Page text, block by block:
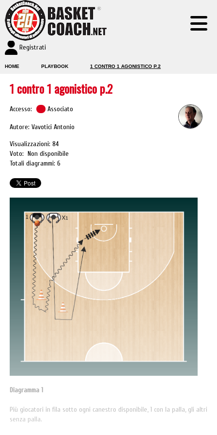
Registrati
HOME PLAYBOOK 1 CONTRO 1 AGONISTICO P.2
1 contro 1 agonistico p.2
Accesso: Associato
Autore: Vavotici Antonio
Visualizzazioni: 84
Voto: Non disponibile
Totali diagrammi: 6
Diagramma 1
Più giocatori in fila sotto ogni canestro disponibile, 1 con la palla, gli altri
senza palla.